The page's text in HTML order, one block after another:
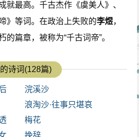
作“人”。
汉：崇文书局，2015（第二版）：58-
心世界和生活现实的写照，所以
过分的。
睡醒来，明知晚妆已残，却懒
在身边，青春无人欣赏。开头三
，这是借物写人，说明女子醉意未
倦之意。“晚妆残，凭谁整翠鬟”
饰仪容，只因春心无人解，自
春并非是为他人，而是为自
就最高。千古杰作《虞美人》、
》等词。在政治上失败的李煜，
的篇章，被称为“千古词帝”。
诗词(128篇)
浣溪沙
浪淘沙·往事只堪哀
梅花
挽辞